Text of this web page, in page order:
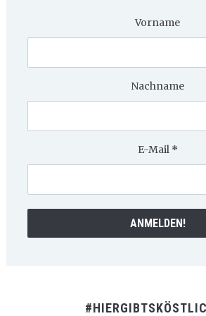
Vorname
Nachname
E-Mail *